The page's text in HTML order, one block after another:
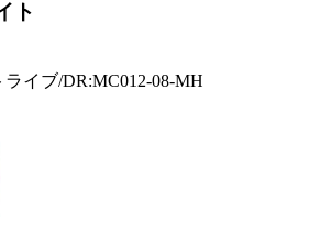
ト
イブ/DR:MC012-08-MH